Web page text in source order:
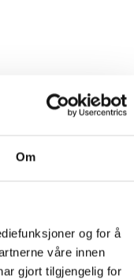
Om
og for å
våre innen
gjort tilgjengelig for